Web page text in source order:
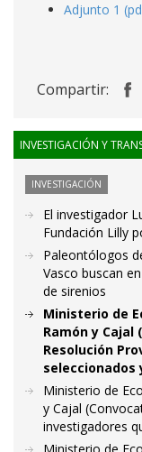
Adjunto 1
Compartir:
INVESTIGACIÓN Y
INVESTIGACIÓN
El investigador
Fundación Lilly
Paleontólogos
Vasco buscan
de sirenios
Ministerio de
Ramón y Cajal
Resolución
seleccionados
Ministerio de
y Cajal
investigadores